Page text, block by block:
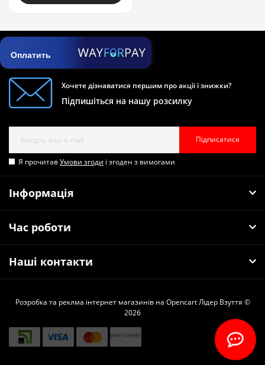
Оплатить
Хочете дізнаватися першим про акції і знижки?
Підпишіться на нашу розсилку
Підписатися
Я прочитавУмови згоди і згоден з вимогами
Інформація
Час роботи
Наші контакти
Розробка та реклма інтернет магазинів на OpencartЛідер Взуття ©
2026